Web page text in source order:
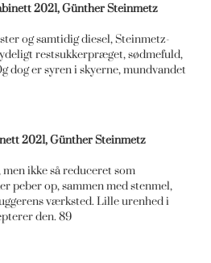
2021, Günther Steinmetz
og samtidig diesel, Steinmetz-
restsukkerpræget, sødmefuld,
dog er syren i skyerne, mundvandet
2021, Günther Steinmetz
ikke så reduceret som
peber op, sammen med stenmel,
værksted. Lille urenhed i
den. 89